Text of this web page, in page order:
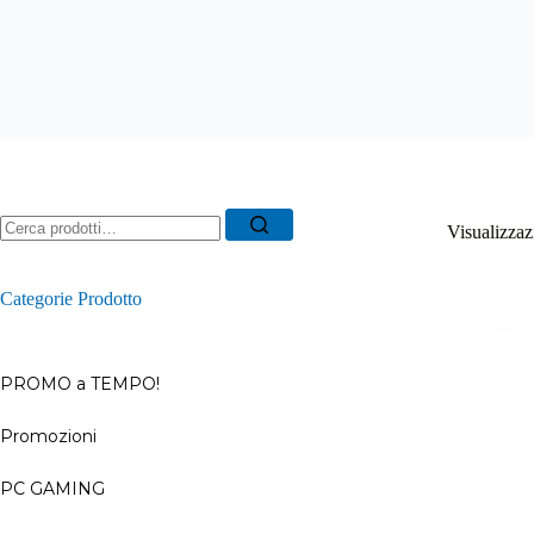
Ricerca
per:
Categorie Prodotto
PROMO a TEMPO!
Promozioni
–
PC GAMING